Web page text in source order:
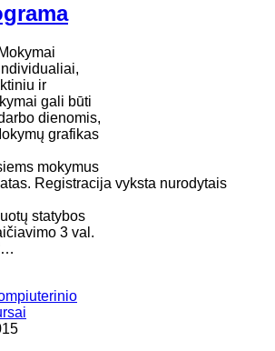
ir
gali būti
dienomis,
grafikas
mokymus
Registracija vyksta nurodytais
statybos
3 val.